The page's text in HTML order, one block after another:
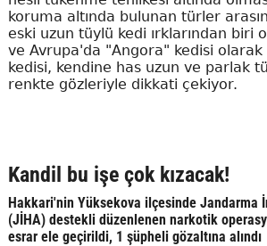
koruma altında bulunan türler
eski uzun tüylü kedi ırklarından biri
ve Avrupa'da "Angora" kedisi
kedisi, kendine has uzun ve parlak
renkte gözleriyle dikkati çekiyor.
Kandil bu işe çok kızacak!
Hakkari'nin Yüksekova ilçesinde Jandarma
(JİHA) destekli düzenlenen narkotik
esrar ele geçirildi, 1 şüpheli gözaltına alındı